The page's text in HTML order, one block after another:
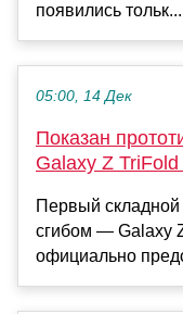
появились тольк...
05:00, 14 Дек
Показан
Galaxy Z
Первый
сгибом — Galaxy
официально